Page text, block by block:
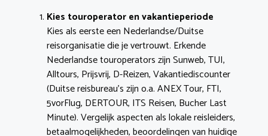
Kies touroperator en vakantieperiode
Kies als eerste een Nederlandse/Duitse
reisorganisatie die je vertrouwt. Erkende
Nederlandse touroperators zijn Sunweb, TUI,
Alltours, Prijsvrij, D-Reizen, Vakantiediscounter
(Duitse reisbureau’s zijn o.a. ANEX Tour, FTI,
5vorFlug, DERTOUR, ITS Reisen, Bucher Last
Minute). Vergelijk aspecten als lokale reisleiders,
betaalmogelijkheden, beoordelingen van huidige